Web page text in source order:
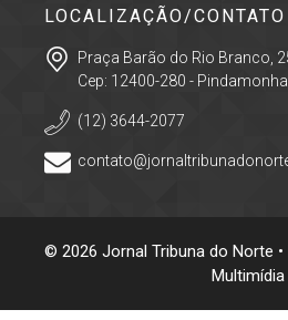
LOCALIZAÇÃO/CONTATO
Praça Barão do Rio Branco,
Cep: 12400-280 -
(12) 3644-2077
© 2026 Jornal Tribuna do Norte
Multimídia